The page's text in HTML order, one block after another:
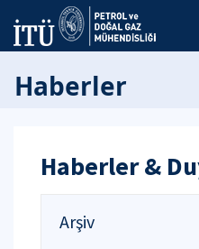
Haberler
Haberler &
Arşiv